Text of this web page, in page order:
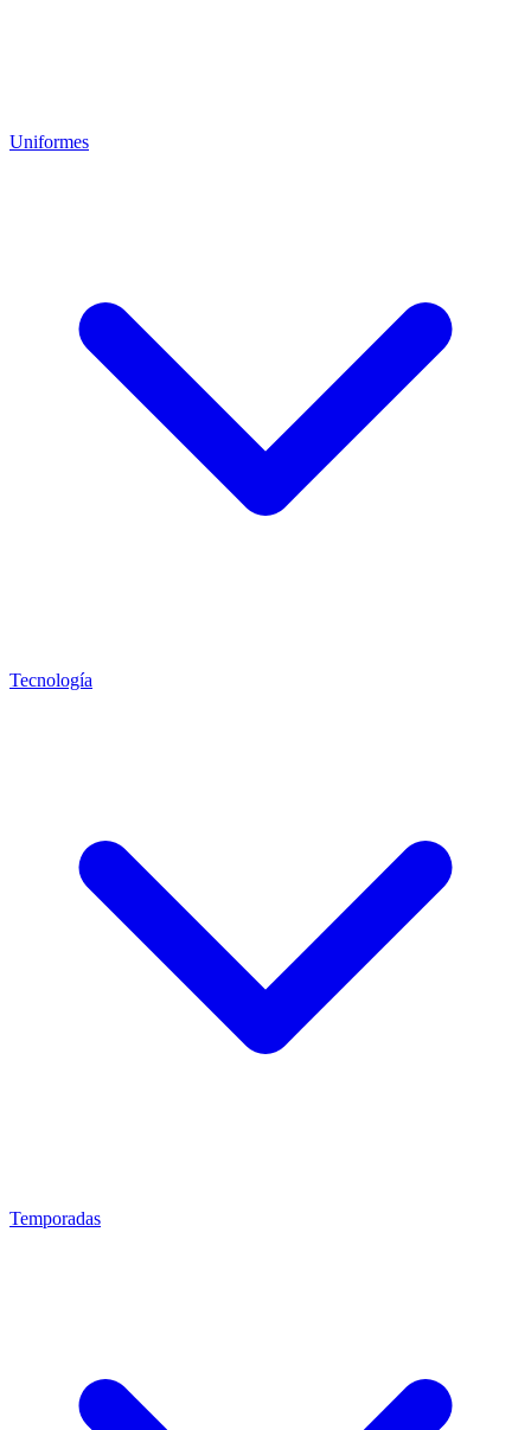
Uniformes
Tecnología
Temporadas